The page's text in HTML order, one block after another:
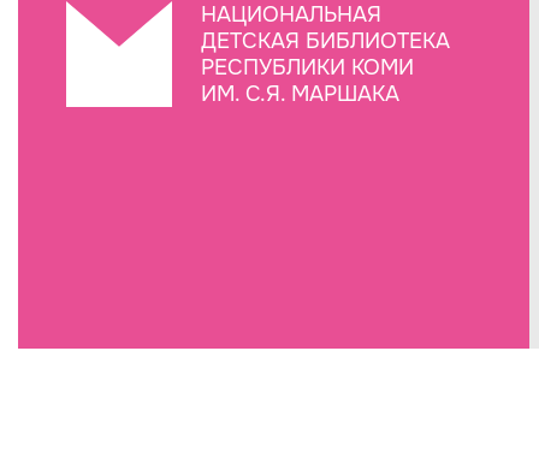
НАЦИОНАЛЬНАЯ
ДЕТСКАЯ БИБЛИОТЕКА
РЕСПУБЛИКИ КОМИ
ИМ. С.Я. МАРШАКА